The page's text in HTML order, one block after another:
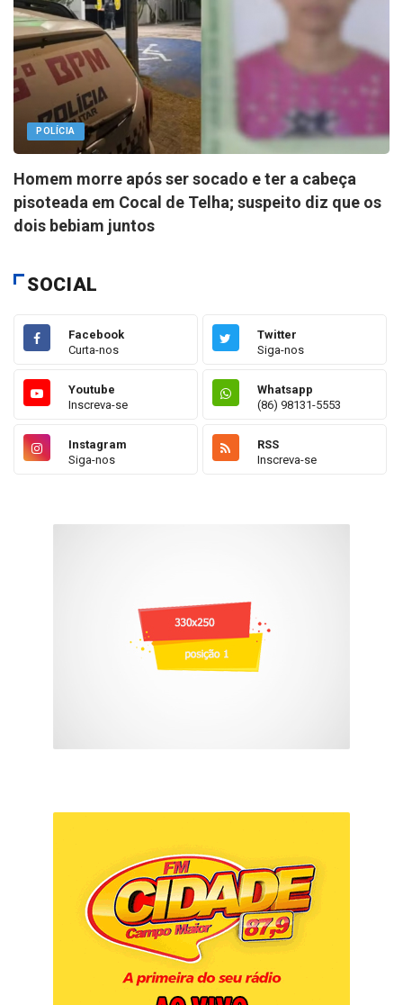
POLÍCIA
Homem morre após ser socado e ter a cabeça
pisoteada em Cocal de Telha; suspeito diz que os
dois bebiam juntos
SOCIAL
Facebook
Curta-nos
Twitter
Siga-nos
Youtube
Inscreva-se
Whatsapp
(86) 98131-5553
Instagram
Siga-nos
RSS
Inscreva-se